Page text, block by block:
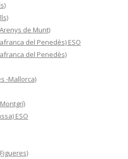
de Munt)
del Penedès) ESO
del Penedès)
-Mallorca)
ESO